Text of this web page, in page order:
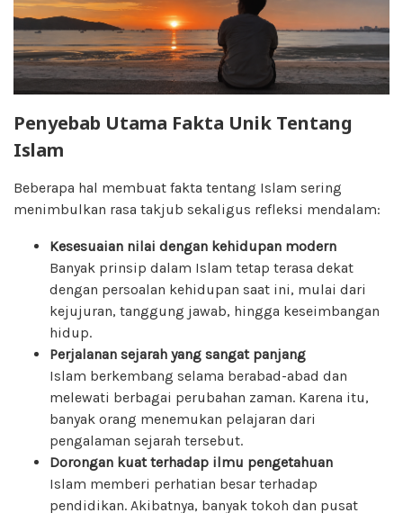
Penyebab Utama Fakta Unik Tentang
Islam
Beberapa hal membuat fakta tentang Islam sering
menimbulkan rasa takjub sekaligus refleksi mendalam:
Kesesuaian nilai dengan kehidupan modern
Banyak prinsip dalam Islam tetap terasa dekat
dengan persoalan kehidupan saat ini, mulai dari
kejujuran, tanggung jawab, hingga keseimbangan
hidup.
Perjalanan sejarah yang sangat panjang
Islam berkembang selama berabad-abad dan
melewati berbagai perubahan zaman. Karena itu,
banyak orang menemukan pelajaran dari
pengalaman sejarah tersebut.
Dorongan kuat terhadap ilmu pengetahuan
Islam memberi perhatian besar terhadap
pendidikan. Akibatnya, banyak tokoh dan pusat